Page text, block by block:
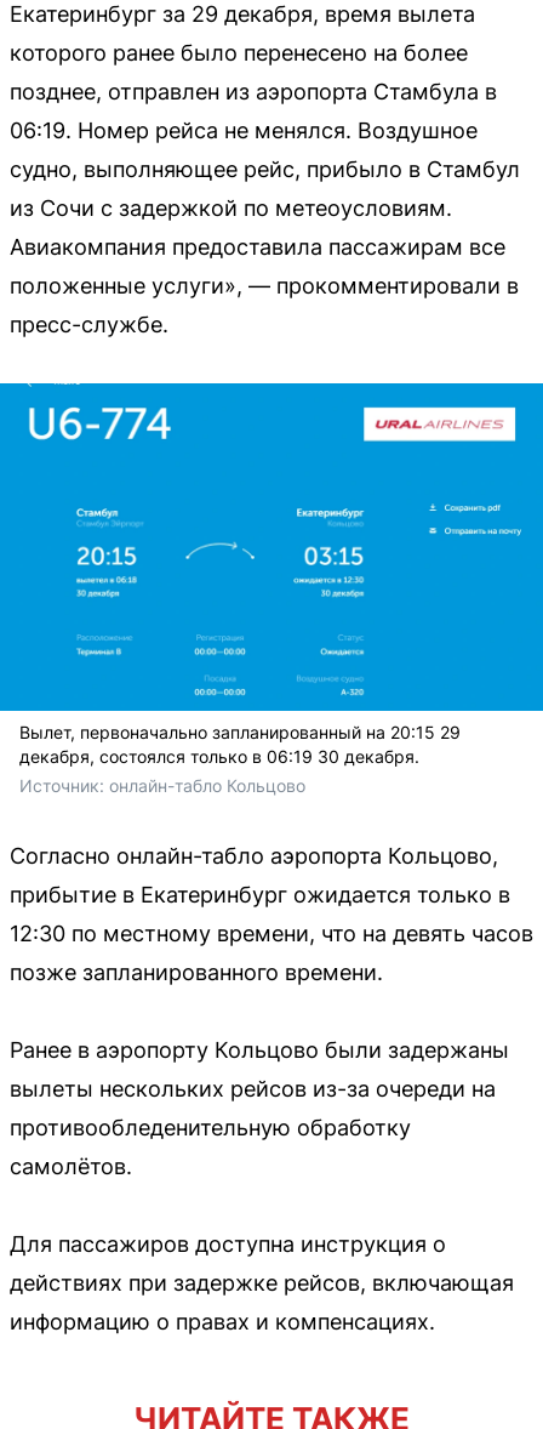
Екатеринбург за 29 декабря, время вылета
которого ранее было перенесено на более
позднее, отправлен из аэропорта Стамбула в
06:19. Номер рейса не менялся. Воздушное
судно, выполняющее рейс, прибыло в Стамбул
из Сочи с задержкой по метеоусловиям.
Авиакомпания предоставила пассажирам все
положенные услуги», — прокомментировали в
пресс-службе.
Вылет, первоначально запланированный на 20:15 29
декабря, состоялся только в 06:19 30 декабря.
Источник: онлайн-табло Кольцово
Согласно онлайн-табло аэропорта Кольцово,
прибытие в Екатеринбург ожидается только в
12:30 по местному времени, что на девять часов
позже запланированного времени.
Ранее в аэропорту Кольцово были задержаны
вылеты нескольких рейсов из-за очереди на
противообледенительную обработку
самолётов.
Для пассажиров доступна инструкция о
действиях при задержке рейсов, включающая
информацию о правах и компенсациях.
ЧИТАЙТЕ ТАКЖЕ